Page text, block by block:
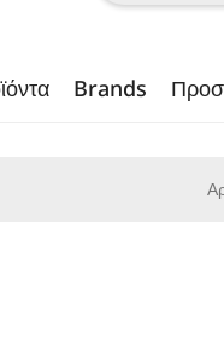
Brands